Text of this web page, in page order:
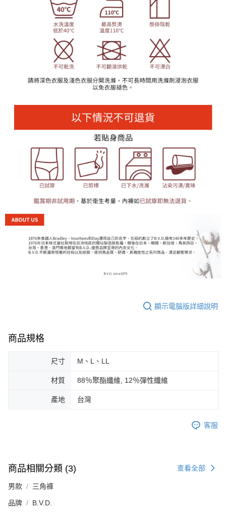
顯示電腦版詳細說明
商品規格
尺寸 M、L、LL
材質 88％聚酯纖維, 12％彈性纖維
產地 台灣
客服
商品相關分類 (3) 查看全部
男款 三角褲
品牌 B.V.D.